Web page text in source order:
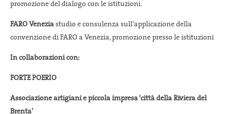
promozione del dialogo con le istituzioni.
FARO Venezia studio e consulenza sull’applicazione della
convenzione di FARO a Venezia, promozione presso le istituzioni
In collaborazioni con:
FORTE POERIO
Associazione artigiani e piccola impresa ‘città della Riviera del
Brenta’